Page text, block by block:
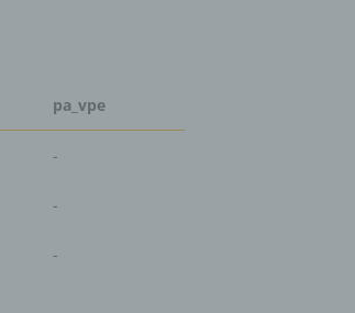
pa_vpe
-
-
-